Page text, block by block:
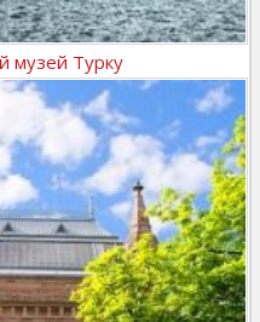
музей Турку